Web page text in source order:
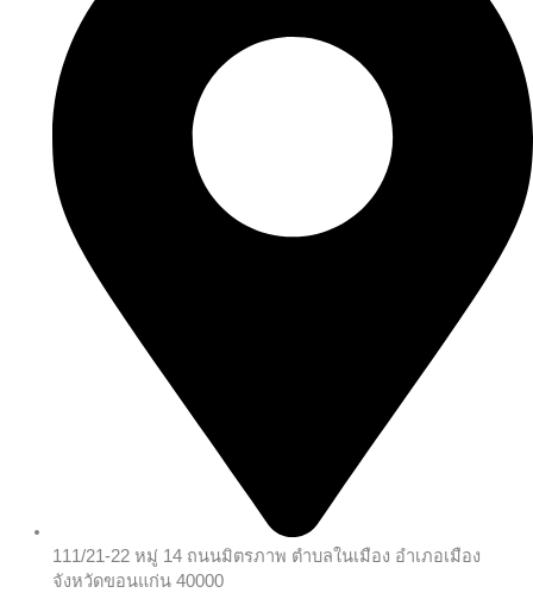
111/21-22 หมู่ 14 ถนนมิตรภาพ ตำบลในเมือง อำเภอเมือง
จังหวัดขอนแก่น 40000